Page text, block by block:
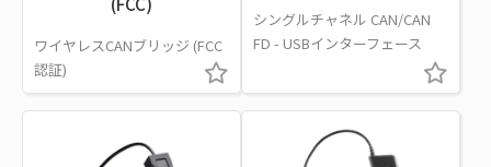
ワイヤレスCANブリッジ (FCC
認証)
シングルチャネル CAN/CAN
FD - USBインターフェース